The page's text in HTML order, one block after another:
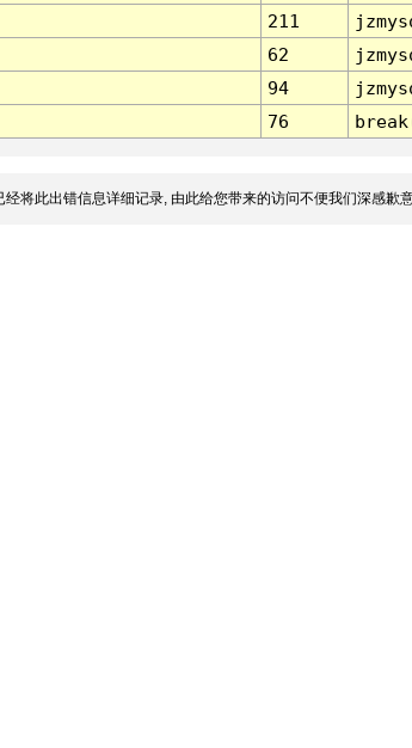
211
62
94
76
将此出错信息详细记录, 由此给您带来的访问不便我们深感歉